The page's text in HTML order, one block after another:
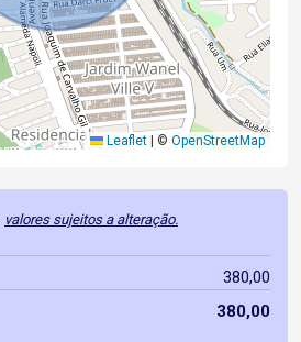
Leaflet © OpenStreetMap
valores sujeitos a alteração.
380,00
380,00